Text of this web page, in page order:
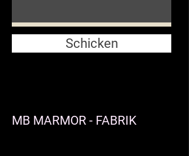
Schicken
MB MARMOR - FABRIK